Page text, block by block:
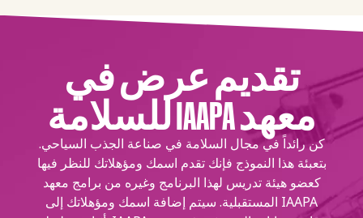
تقديم عرض في
معهد IAAPA للسلامة
كن رائداً في مجال السلامة في صناعة الجذب السياحي.
بتعبئة هذا النموذج فإنك تقدم اسمك ومؤهلاتك للنظر فيها
كعضو هيئة تدريس لهذا البرنامج وغيره من برامج معهد
IAAPA المستقبلية. سيتم إضافة اسمك ومؤهلاتك إلى